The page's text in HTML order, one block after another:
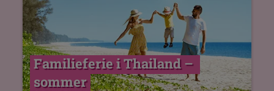
Familieferie i Thailand –
sommer